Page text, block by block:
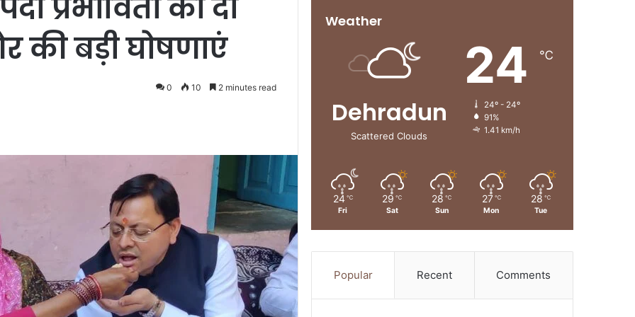
प्रभावितों को दी
की बड़ी घोषणाएं
0 10 2 minutes read
Weather
Dehradun
Scattered Clouds
24 ℃
24º - 24º
91%
1.41 km/h
24 ℃
Fri
29 ℃
Sat
28 ℃
Sun
27 ℃
Mon
28 ℃
Tue
Popular Recent Comments